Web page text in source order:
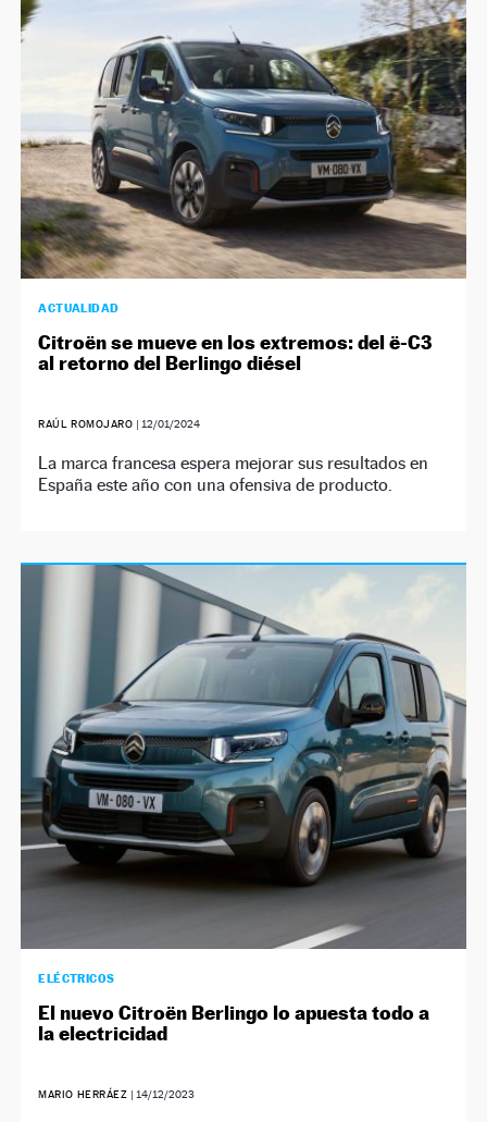
NEWSLETTER
ACTUALIDAD
Citroën se mueve en los extremos: del ë-C3
al retorno del Berlingo diésel
RAÚL ROMOJARO | 12/01/2024
La marca francesa espera mejorar sus resultados en
España este año con una ofensiva de producto.
ELÉCTRICOS
El nuevo Citroën Berlingo lo apuesta todo a
la electricidad
MARIO HERRÁEZ | 14/12/2023